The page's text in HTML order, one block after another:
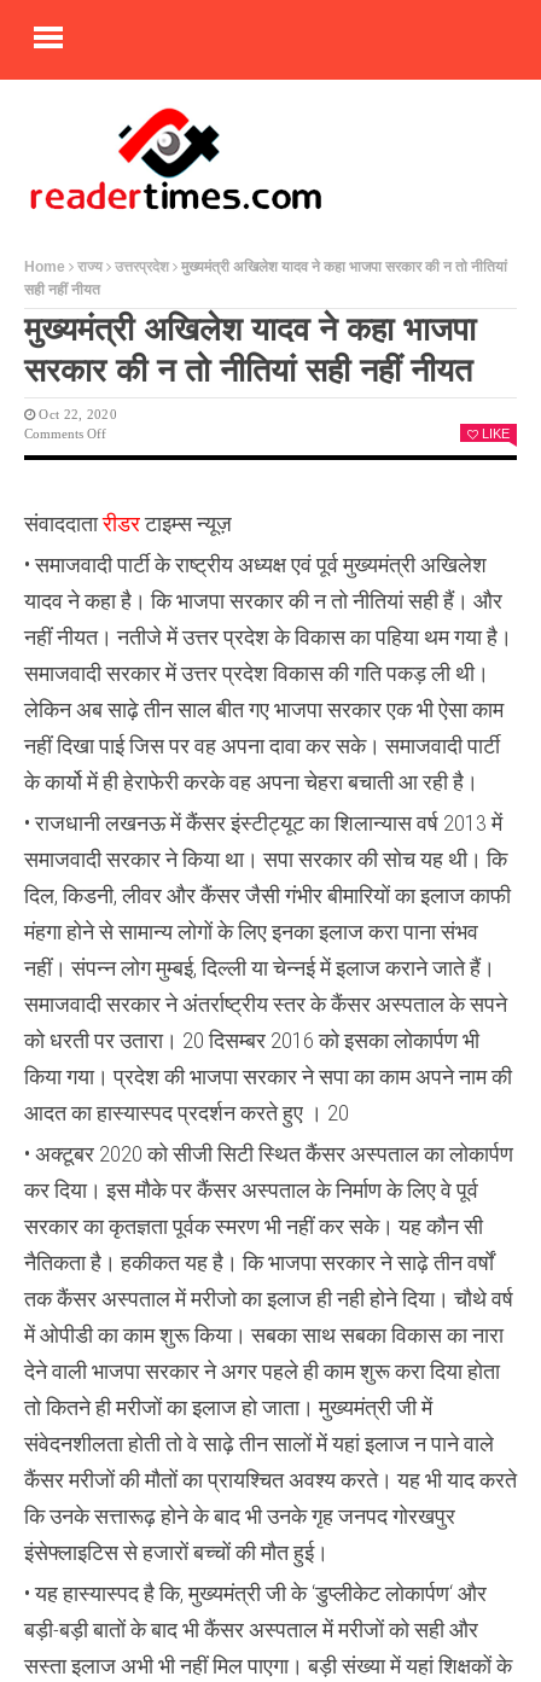
Home राज्य उत्तरप्रदेश
मुख्यमंत्री अखिलेश यादव ने कहा भाजपा सरकार की न तो नीतियां
सही नहीं नीयत
मुख्यमंत्री अखिलेश यादव ने कहा भाजपा
सरकार की न तो नीतियां सही नहीं नीयत
Oct 22, 2020
Comments OffOn
ने
कहा
सरकार
न
नीतियां
नहीं
नीयत
LIKE
संवाददातारीडरटाइम्स न्यूज़
• समाजवादी पार्टी के राष्ट्रीय अध्यक्ष एवं पूर्व मुख्यमंत्री अखिलेश
यादव ने कहा है। कि भाजपा सरकार की न तो नीतियां सही हैं। और
नहीं नीयत। नतीजे में उत्तर प्रदेश के विकास का पहिया थम गया है।
समाजवादी सरकार में उत्तर प्रदेश विकास की गति पकड़ ली थी।
लेकिन अब साढ़े तीन साल बीत गए भाजपा सरकार एक भी ऐसा काम
नहीं दिखा पाई जिस पर वह अपना दावा कर सके। समाजवादी पार्टी
के कार्यो में ही हेराफेरी करके वह अपना चेहरा बचाती आ रही है।
• राजधानी लखनऊ में कैंसर इंस्टीट्यूट का शिलान्यास वर्ष 2013 में
समाजवादी सरकार ने किया था। सपा सरकार की सोच यह थी। कि
दिल, किडनी, लीवर और कैंसर जैसी गंभीर बीमारियों का इलाज काफी
मंहगा होने से सामान्य लोगों के लिए इनका इलाज करा पाना संभव
नहीं। संपन्न लोग मुम्बई, दिल्ली या चेन्नई में इलाज कराने जाते हैं।
समाजवादी सरकार ने अंतर्राष्ट्रीय स्तर के कैंसर अस्पताल के सपने
को धरती पर उतारा। 20 दिसम्बर 2016 को इसका लोकार्पण भी
किया गया। प्रदेश की भाजपा सरकार ने सपा का काम अपने नाम की
आदत का हास्यास्पद प्रदर्शन करते हुए । 20
• अक्टूबर 2020 को सीजी सिटी स्थित कैंसर अस्पताल का लोकार्पण
कर दिया। इस मौके पर कैंसर अस्पताल के निर्माण के लिए वे पूर्व
सरकार का कृतज्ञता पूर्वक स्मरण भी नहीं कर सके। यह कौन सी
नैतिकता है। हकीकत यह है। कि भाजपा सरकार ने साढ़े तीन वर्षों
तक कैंसर अस्पताल में मरीजो का इलाज ही नही होने दिया। चौथे वर्ष
में ओपीडी का काम शुरू किया। सबका साथ सबका विकास का नारा
देने वाली भाजपा सरकार ने अगर पहले ही काम शुरू करा दिया होता
तो कितने ही मरीजों का इलाज हो जाता। मुख्यमंत्री जी में
संवेदनशीलता होती तो वे साढ़े तीन सालों में यहां इलाज न पाने वाले
कैंसर मरीजों की मौतों का प्रायश्चित अवश्य करते। यह भी याद करते
कि उनके सत्तारूढ़ होने के बाद भी उनके गृह जनपद गोरखपुर
इंसेफ्लाइटिस से हजारों बच्चों की मौत हुई।
• यह हास्यास्पद है कि, मुख्यमंत्री जी के ‘डुप्लीकेट लोकार्पण‘ और
बड़ी-बड़ी बातों के बाद भी कैंसर अस्पताल में मरीजों को सही और
सस्ता इलाज अभी भी नहीं मिल पाएगा। बड़ी संख्या में यहां शिक्षकों के